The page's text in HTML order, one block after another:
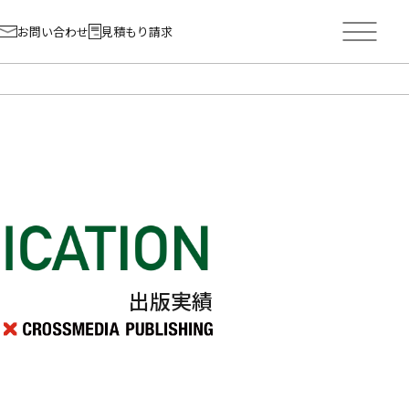
お問い合わせ 見積もり請求
出版実績